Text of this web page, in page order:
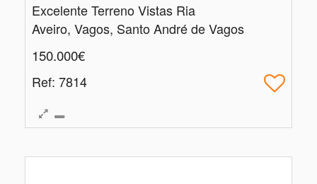
Excelente Terreno Vistas Ria
Aveiro, Vagos, Santo André de Vagos
150.000€
Ref: 7814